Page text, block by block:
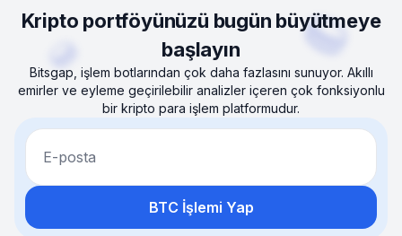
Kripto portföyünüzü bugün büyütmeye
başlayın
Bitsgap, işlem botlarından çok daha fazlasını sunuyor. Akıllı
emirler ve eyleme geçirilebilir analizler içeren çok fonksiyonlu
bir kripto para işlem platformudur.
E-posta
BTC İşlemi Yap